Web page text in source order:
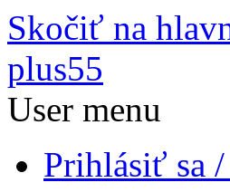
Skočiť na
plus55
User menu
Prihlásiť sa